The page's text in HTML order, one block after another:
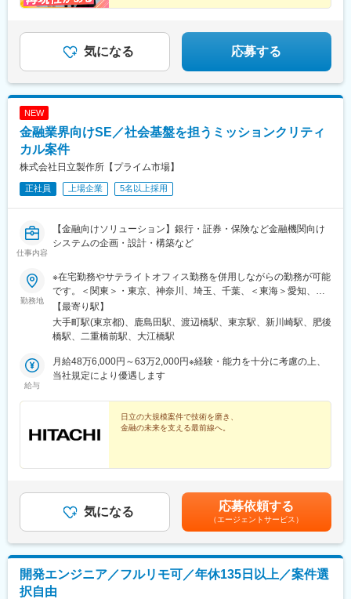
気になる 応募する
NEW
金融業界向けSE／社会基盤を担うミッションクリティ
カル案件
株式会社日立製作所【プライム市場】
正社員 上場企業 5名以上採用
仕事内容
【金融向けソリューション】銀行・証券・保険など金融機関向け
システムの企画・設計・構築など
勤務地
※在宅勤務やサテライトオフィス勤務を併用しながらの勤務が可能
です。＜関東＞・東京、神奈川、埼玉、千葉、＜東海＞愛知、三
重、静岡＜関西＞大阪、兵庫、奈良、京都、和歌山＜中国・四
国・九州＞岡山、福岡、愛媛または各拠点周辺のお客さま先
【最寄り駅】
大手町駅(東京都)、鹿島田駅、渡辺橋駅、東京駅、新川崎駅、肥後
橋駅、二重橋前駅、大江橋駅
給与
月給48万6,000円～63万2,000円※経験・能力を十分に考慮の上、
当社規定により優遇します
日立の大規模案件で技術を磨き、
金融の未来を支える最前線へ。
気になる 応募依頼する
（エージェントサービス）
開発エンジニア／フルリモ可／年休135日以上／案件選
択自由